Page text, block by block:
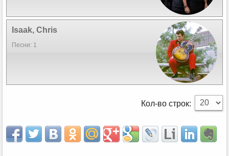
Isaak, Chris
Песни: 1
Кол-во строк: